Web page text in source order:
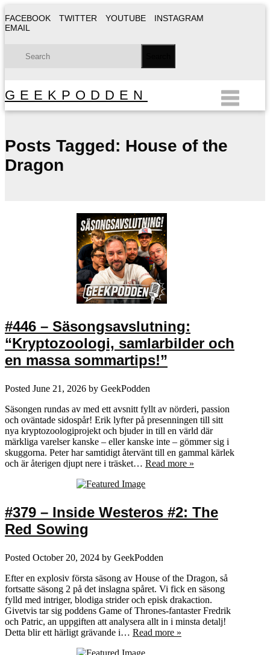
FACEBOOK TWITTER YOUTUBE
INSTAGRAM
EMAIL
GEEKPODDEN
Posts Tagged: House of the
Dragon
#446 – Säsongsavslutning:
“Kryptozoologi, samlarbilder och
en massa sommartips!”
Posted June 21, 2026 by GeekPodden
Säsongen rundas av med ett avsnitt fyllt av nörderi, passion
och oväntade sidospår! Erik lyfter på presenningen till sitt
nya kryptozoologiprojekt och bjuder in till en värld där
märkliga varelser kanske – eller kanske inte – gömmer sig i
skuggorna. Peter har samtidigt återvänt till en gammal kärlek
och är återigen djupt nere i träsket… Read more »
#379 – Inside Westeros #2: The
Red Sowing
Posted October 20, 2024 by GeekPodden
Efter en explosiv första säsong av House of the Dragon, så
fortsatte säsong 2 på det inslagna spåret. Vi fick en säsong
fylld med intriger, blodiga strider och episk drakaction.
Givetvis tar sig poddens Game of Thrones-fantaster Fredrik
och Patric, an uppgiften att analysera allt in i minsta detalj!
Detta blir ett härligt grävande i… Read more »